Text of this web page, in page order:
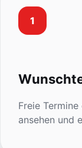
1
Freie
ansehen und